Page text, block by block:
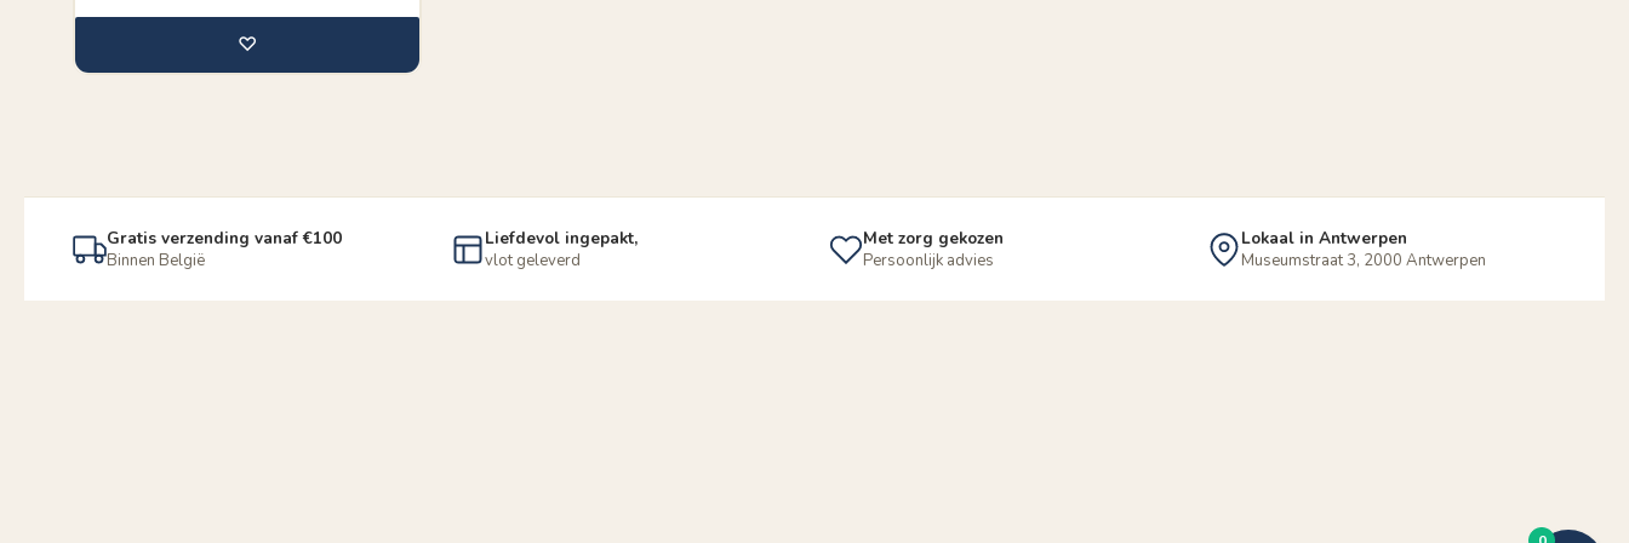
♡
Gratis verzending vanaf €100
Binnen België
Liefdevol ingepakt,
vlot geleverd
Met zorg gekozen
Persoonlijk advies
Lokaal in Antwerpen
Museumstraat 3, 2000 Antwerpen